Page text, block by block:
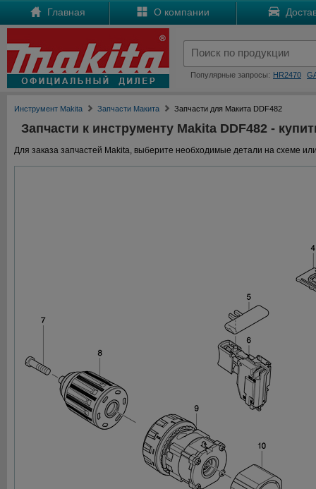
Главная О компании
Популярные запросы: HR2470
Инструмент Makita Запчасти Макита Запчасти для Макита DDF482
Запчасти к инструменту Makita DDF482 -
Для заказа запчастей Makita, выберите необходимые детали на схеме